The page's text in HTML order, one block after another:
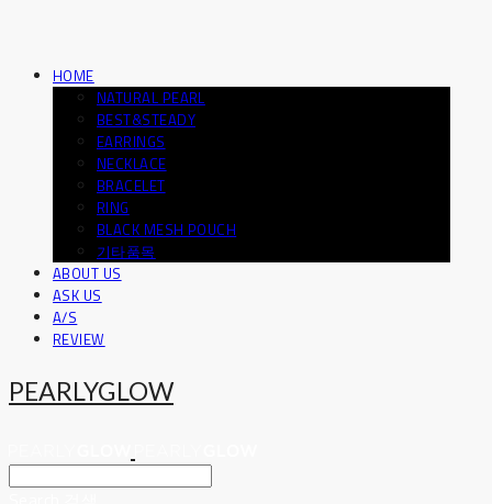
HOME
NATURAL PEARL
BEST&STEADY
EARRINGS
NECKLACE
BRACELET
RING
BLACK MESH POUCH
기타품목
ABOUT US
ASK US
A/S
REVIEW
PEARLYGLOW